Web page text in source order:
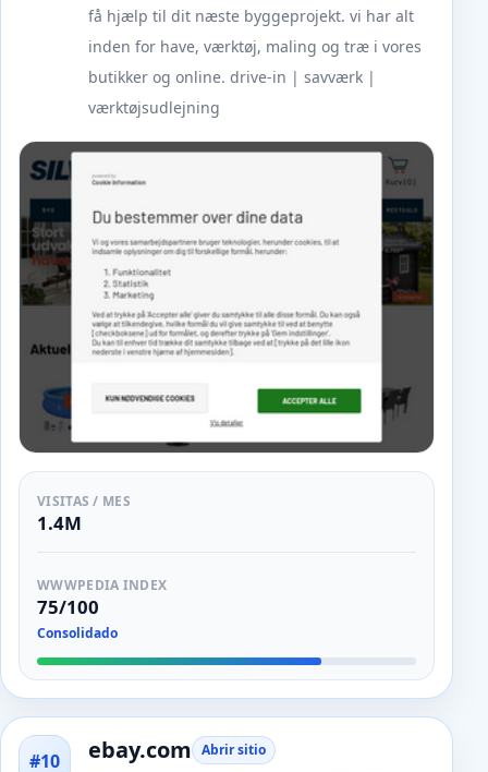
få hjælp til dit næste byggeprojekt. vi har alt
inden for have, værktøj, maling og træ i vores
butikker og online. drive-in | savværk |
værktøjsudlejning
VISITAS / MES
1.4M
WWWPEDIA INDEX
75/100
Consolidado
#10 ebay.com Abrir sitio